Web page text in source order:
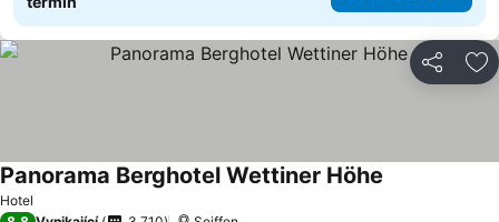
Sdílet
Hotel
Panorama Berghotel Wettiner Höhe